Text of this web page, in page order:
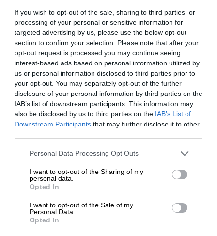
If you wish to opt-out of the sale, sharing to third parties, or
processing of your personal or sensitive information for
targeted advertising by us, please use the below opt-out
section to confirm your selection. Please note that after your
opt-out request is processed you may continue seeing
interest-based ads based on personal information utilized by
us or personal information disclosed to third parties prior to
your opt-out. You may separately opt-out of the further
disclosure of your personal information by third parties on the
IAB’s list of downstream participants. This information may
also be disclosed by us to third parties on the IAB’s List of
Downstream Participants that may further disclose it to other
Please note that this website/app uses one or more Google
not limited to your visit or usage behaviour. You may click to
grant or deny consent to Google and its third-party tags to
use your data for below specified purposes in below Google
consent section.
Personal Data Processing Opt Outs
I want to opt-out of the Sharing of my
personal data.
Opted In
I want to opt-out of the Sale of my
Personal Data.
Opted In
#Russia
’s President Vladimir Putin
has not issued an order to extend the
Easter ceasefire in#Ukraine, TASS
news agency quotes Kremlin
spokesman Dmitry Peskov as
saying.https://t.co/qBZV4bBRjH
pic.twitter.com/8DvRbxVU6v
— Al Arabiya English
(@AlArabiya_Eng)April 20, 2025
Το Κίεβο κατηγορεί την Μόσχα για
παραβίαση της εκεχειρίας
πρόεδρος της Ουκρανίας Βολοντίμιρ
Ζελένσκι κατηγόρησε τις ρωσικές
στρατιωτικές δυνάμεις ότι συνεχίζουν τις
επιθέσεις παρά την κατάπαυση του πυρός